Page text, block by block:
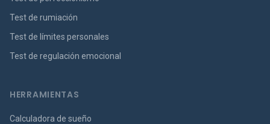
Test de rumiación
Test de límites personales
Test de regulación emocional
HERRAMIENTAS
Calculadora de sueño